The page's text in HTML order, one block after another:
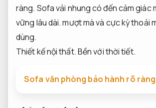
ràng. Sofa vải nhung có đến cảm giác
vững lâu dài.mượt mà và cực kỳ thoải
dùng.
Thiết kế nội thất.Bền với thời tiết.
Sofa văn phòng bảo hành rõ ràng